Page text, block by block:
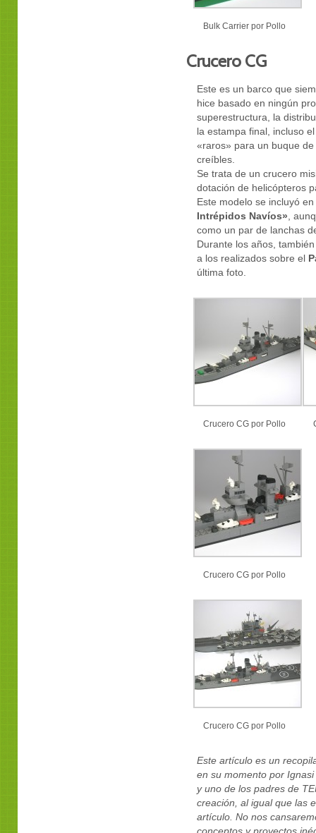
Bulk Carrier por Pollo
Crucero CG
Este es un barco que
hice basado en ningún
superestructura, la
la estampa final, incluso
«raros» para un buque
creíbles.
Se trata de un crucero
dotación de helicópteros
Este modelo se incluyó
Intrépidos Navíos»,
como un par de lanchas
Durante los años,
a los realizados sobre el
última foto.
Crucero CG por Pollo
Crucero CG por Pollo
Crucero CG por Pollo
Este artículo es un
en su momento por
y uno de los padres de
creación, al igual que las
artículo. No nos